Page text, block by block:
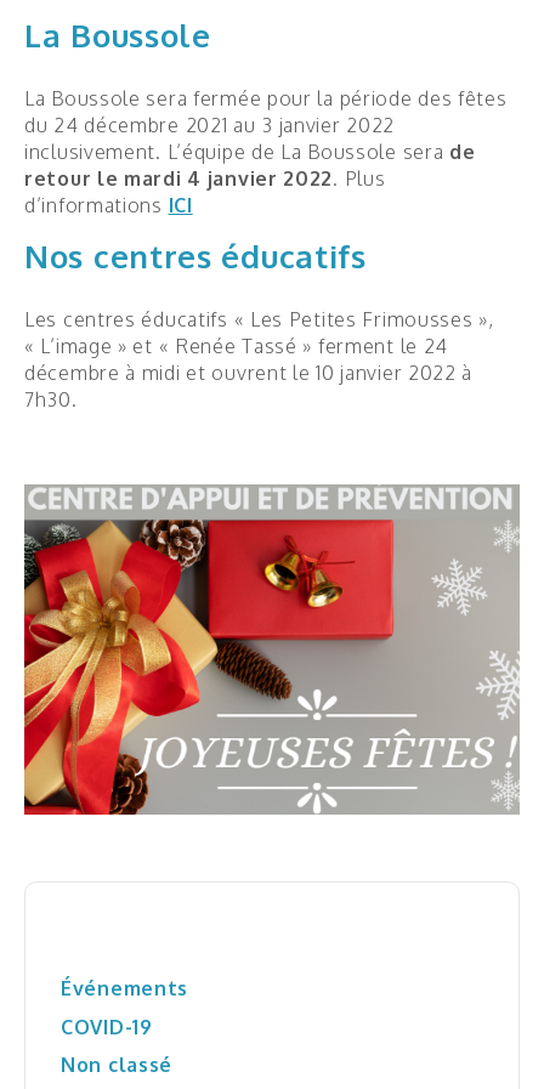
Nouvelles
Groupes et ateliers
Webinaires
Calendrier d’activités
Loger une plainte
Sondage
Entrevues radio
Entrevues télévisées
Stage
La Boussole
La Boussole sera fermée pour la période des fêtes
du 24 décembre 2021 au 3 janvier 2022
inclusivement. L’équipe de La Boussole sera de
retour le mardi 4 janvier 2022. Plus
d’informations ICI
Nos centres éducatifs
Les centres éducatifs « Les Petites Frimousses »,
« L’image » et « Renée Tassé » ferment le 24
décembre à midi et ouvrent le 10 janvier 2022 à
7h30.
Événements
COVID-19
Non classé